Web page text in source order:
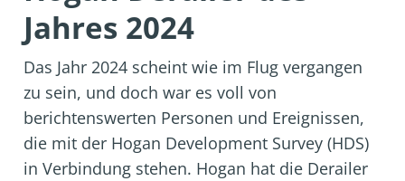
Jahres 2024
Das Jahr 2024 scheint wie im Flug vergangen
zu sein, und doch war es voll von
berichtenswerten Personen und Ereignissen,
die mit der Hogan Development Survey (HDS)
in Verbindung stehen. Hogan hat die Derailer